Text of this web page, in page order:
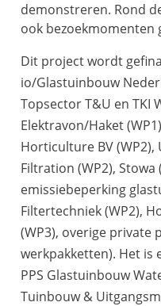
demonstreren. Rond
ook bezoekmomenten
Dit project wordt
io/Glastuinbouw
Topsector T&U en TKI
Elektravon/Haket
Horticulture BV (WP2),
Filtration (WP2),
emissiebeperking
Filtertechniek (WP2),
(WP3), overige private
werkpakketten). Het is
PPS Glastuinbouw
Tuinbouw &